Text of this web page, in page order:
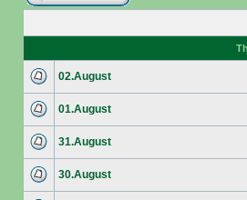
02.August
01.August
31.August
30.August